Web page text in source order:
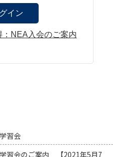
NEA入会のご案内
習会
習会のご案内 【2021年5月7